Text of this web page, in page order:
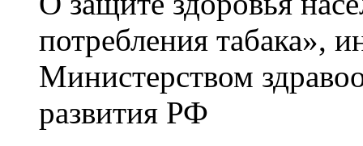
потребления табака»,
Министерством
развития РФ